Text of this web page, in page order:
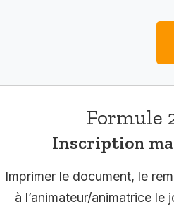
Formule
Inscription
Imprimer le document, le
à l’animateur/animatrice le